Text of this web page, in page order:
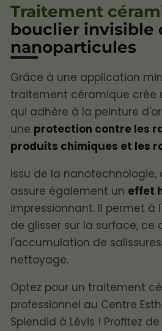
Traitement
bouclier invisible
nanoparticules
Grâce à une application
traitement céramique crée
qui adhère à la peinture
une protection contre les
produits chimiques et les
Issu de la
assure également un effet
impressionnant. Il permet à
de glisser sur la surface, ce
l'accumulation de
nettoyage.
Optez pour un traitement
professionnel au Centre
Splendid à Lévis ! Profitez